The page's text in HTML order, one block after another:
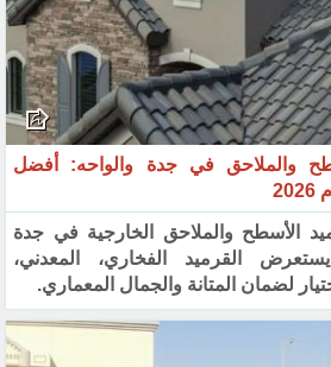
والملاحق في جدة والواحه: أفضل
الأسطح والملاحق الخارجية في جدة
القرميد الفخاري، المعدني،
لضمان المتانة والجمال المعماري.